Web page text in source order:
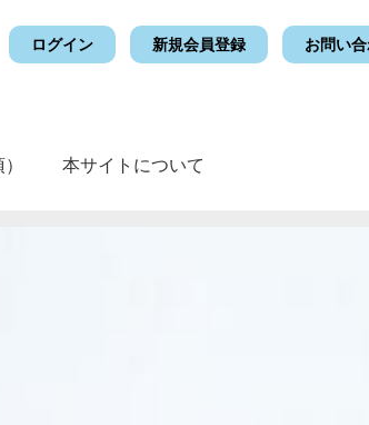
ログイン 新規会員登録 お問い
本サイトについて